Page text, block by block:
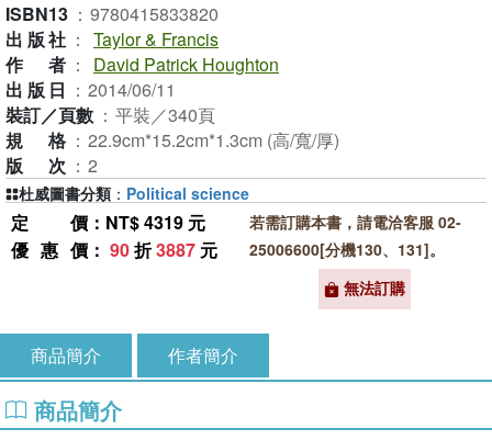
ISBN13 ： 9780415833820
出版社 ： Taylor & Francis
作者 ：
David Patrick Houghton
出版日 ： 2014/06/11
裝訂／頁數 ： 平裝／340頁
規格 ： 22.9cm*15.2cm*1.3cm (高/寬/厚)
版次 ： 2
定價 ：NT$ 4319 元
優惠價 ： 90折3887 元
若需訂購本書，請電洽客服 02-
25006600[分機130、131]。
無法訂購
杜威圖書分類 ： Political science
商品簡介 作者簡介
商品簡介